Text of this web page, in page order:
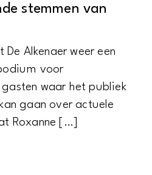
stemmen van
De Alkenaer weer een
voor
waar het publiek
gaan over actuele
Roxanne […]